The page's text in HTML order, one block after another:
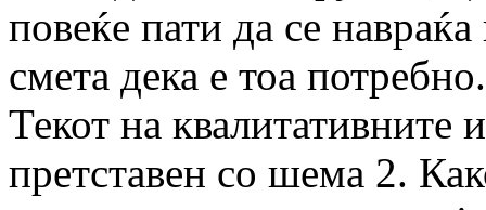
повеќе пати да се
смета дека е тоа потребно.
Текот на квалитативните
претставен со шема 2.